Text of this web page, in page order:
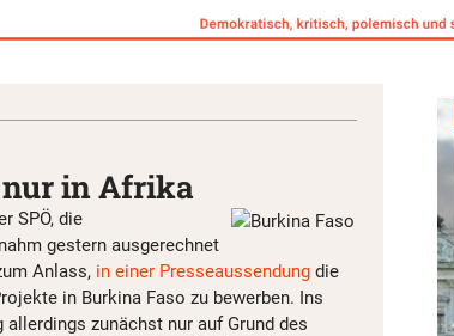
in Afrika
SPÖ, die
gestern ausgerechnet
Anlass, in einer Presseaussendung die
in Burkina Faso zu bewerben. Ins
zunächst nur auf Grund des